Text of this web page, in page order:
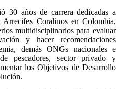
30 años de carrera dedicadas a
Coralinos en Colombia,
multidisciplinarios para evaluar
y hacer recomendaciones
demás ONGs nacionales e
pescadores, sector privado y
los Objetivos de Desarrollo